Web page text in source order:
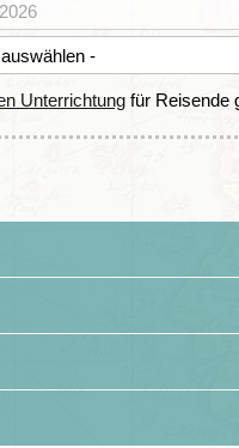
Unterrichtung für Reisende